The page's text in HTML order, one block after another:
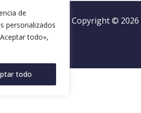
de
personalizados
todo»,
todo
Copyright © 2026